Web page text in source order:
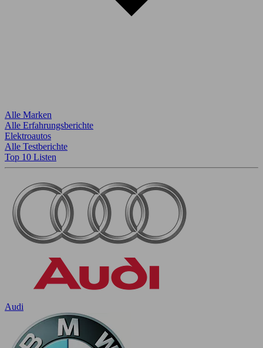
Alle Marken
Alle Erfahrungsberichte
Elektroautos
Alle Testberichte
Top 10 Listen
Audi